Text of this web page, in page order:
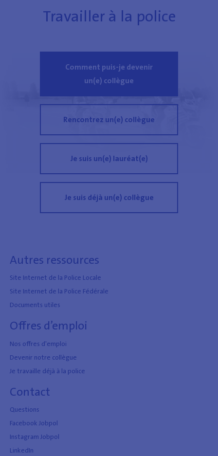
Travailler à la police
Comment puis-je devenir
un(e) collègue
Rencontrez un(e) collègue
Je suis un(e) lauréat(e)
Je suis déjà un(e) collègue
Autres ressources
Site Internet de la Police Locale
Site Internet de la Police Fédérale
Documents utiles
Offres d’emploi
Nos offres d'emploi
Devenir notre collègue
Je travaille déjà à la police
Contact
Questions
Facebook Jobpol
Instagram Jobpol
LinkedIn